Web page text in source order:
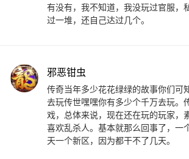
有没有，我不知道，我没玩过官服，
过一堆，还自己达过几个。
邪恶钳虫
传奇当年多少花花绿绿的故事你们可
去玩传世嘿嘿你有多少个千万去玩。
戏，总体来说，现在还在玩的玩家，
喜欢乱杀人。基本就那么回事了，一
天一个新区，因为都干不了几天。